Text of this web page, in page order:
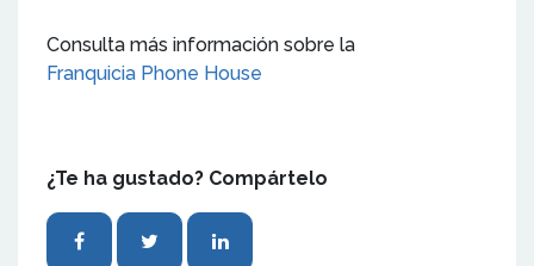
Consulta más información sobre la
Franquicia Phone House
¿Te ha gustado? Compártelo